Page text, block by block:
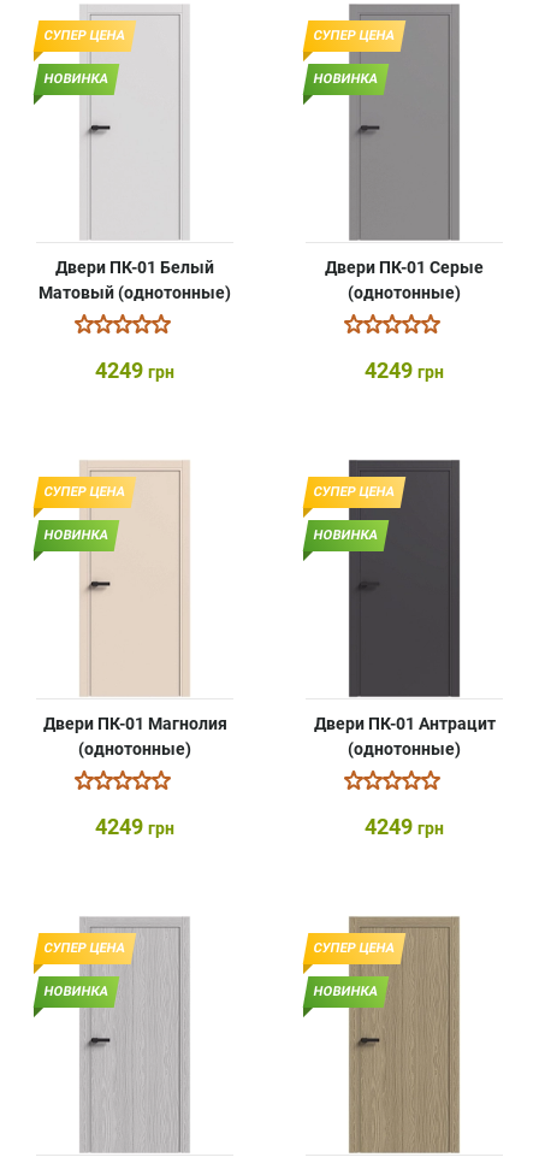
СУПЕР ЦЕНА
НОВИНКА
Двери ПК-01 Белый
Матовый (однотонные)
4249 грн
СУПЕР ЦЕНА
НОВИНКА
Двери ПК-01 Серые
(однотонные)
4249 грн
СУПЕР ЦЕНА
НОВИНКА
Двери ПК-01 Магнолия
(однотонные)
4249 грн
СУПЕР ЦЕНА
НОВИНКА
Двери ПК-01 Антрацит
(однотонные)
4249 грн
СУПЕР ЦЕНА
НОВИНКА
СУПЕР ЦЕНА
НОВИНКА